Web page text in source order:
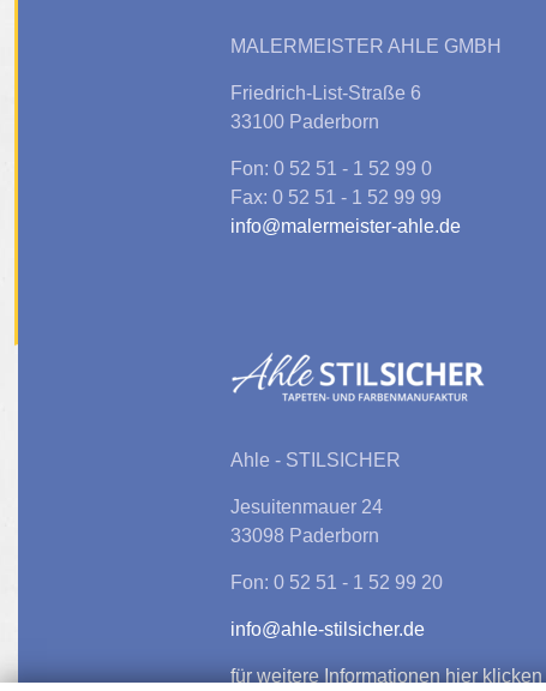
MALERMEISTER AHLE GMBH
Friedrich-List-Straße 6
33100 Paderborn
Fon: 0 52 51 - 1 52 99 0
Fax: 0 52 51 - 1 52 99 99
info@malermeister-ahle.de
Ahle - STILSICHER
Jesuitenmauer 24
33098 Paderborn
Fon: 0 52 51 - 1 52 99 20
info@ahle-stilsicher.de
für weitere Informationen hier klicken